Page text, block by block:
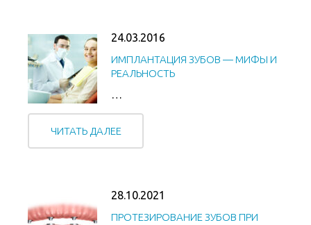
24.03.2016
ИМПЛАНТАЦИЯ ЗУБОВ — МИФЫ И
РЕАЛЬНОСТЬ
…
ЧИТАТЬ ДАЛЕЕ
28.10.2021
ПРОТЕЗИРОВАНИЕ ЗУБОВ ПРИ